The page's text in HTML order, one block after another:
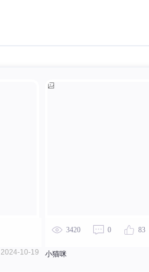
2024-10-19
3420 0 83
小猫咪